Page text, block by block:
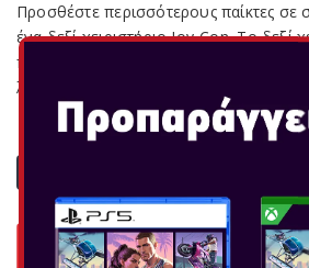
Προσθέστε περισσότερους παίκτες σε
ένα δεξί χειριστήριο Joy-Con. Το δεξί
περιλαμβάνει ένα σημείο αφής NFC που
λειτουργία amiibo. Περιλαμβάνε...